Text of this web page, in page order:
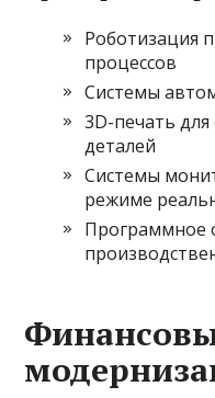
Роботизация
процессов
Системы
3D-печать
деталей
Системы
режиме
Программное